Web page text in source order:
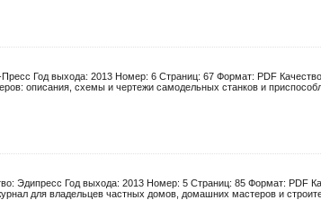
Год выхода: 2013 Номер: 6 Страниц: 67 Формат: PDF
описания, схемы и чертежи самодельных станков и
Эдипресс Год выхода: 2013 Номер: 5 Страниц: 85 Формат: PDF
для владельцев частных домов, домашних мастеров и